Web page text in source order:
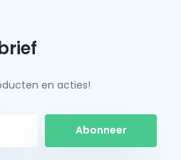
en acties!
Abonneer